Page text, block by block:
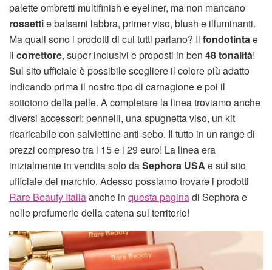
palette ombretti multifinish e eyeliner, ma non mancano
rossettie balsami labbra, primer viso, blush e illuminanti.
Ma quali sono i prodotti di cui tutti parlano? Il fondotintae
il correttore, super inclusivi e proposti in ben 48 tonalità!
Sul sito ufficiale è possibile scegliere il colore più adatto
indicando prima il nostro tipo di carnagione e poi il
sottotono della pelle. A completare la linea troviamo anche
diversi accessori: pennelli, una spugnetta viso, un kit
ricaricabile con salviettine anti-sebo. Il tutto in un range di
prezzi compreso tra i 15 e i 29 euro! La linea era
inizialmente in vendita solo daSephora USA e sul sito
ufficiale del marchio. Adesso possiamo trovare i prodotti
Rare Beauty Italiaanche in questa paginadi Sephora e
nelle profumerie della catena sul territorio!